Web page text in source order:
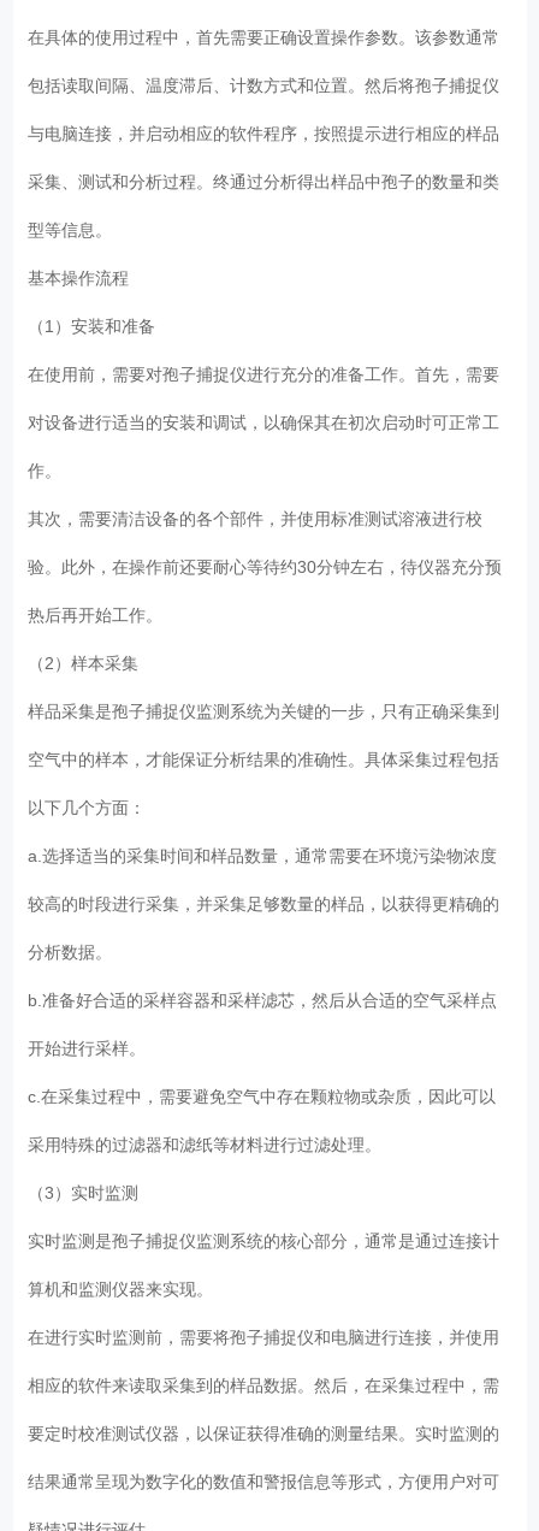
在具体的使用过程中，首先需要正确设置操作参数。该参数通常
包括读取间隔、温度滞后、计数方式和位置。然后将孢子捕捉仪
与电脑连接，并启动相应的软件程序，按照提示进行相应的样品
采集、测试和分析过程。终通过分析得出样品中孢子的数量和类
型等信息。
基本操作流程
（1）安装和准备
在使用前，需要对孢子捕捉仪进行充分的准备工作。首先，需要
对设备进行适当的安装和调试，以确保其在初次启动时可正常工
作。
其次，需要清洁设备的各个部件，并使用标准测试溶液进行校
验。此外，在操作前还要耐心等待约30分钟左右，待仪器充分预
热后再开始工作。
（2）样本采集
样品采集是孢子捕捉仪监测系统为关键的一步，只有正确采集到
空气中的样本，才能保证分析结果的准确性。具体采集过程包括
以下几个方面：
a.选择适当的采集时间和样品数量，通常需要在环境污染物浓度
较高的时段进行采集，并采集足够数量的样品，以获得更精确的
分析数据。
b.准备好合适的采样容器和采样滤芯，然后从合适的空气采样点
开始进行采样。
c.在采集过程中，需要避免空气中存在颗粒物或杂质，因此可以
采用特殊的过滤器和滤纸等材料进行过滤处理。
（3）实时监测
实时监测是孢子捕捉仪监测系统的核心部分，通常是通过连接计
算机和监测仪器来实现。
在进行实时监测前，需要将孢子捕捉仪和电脑进行连接，并使用
相应的软件来读取采集到的样品数据。然后，在采集过程中，需
要定时校准测试仪器，以保证获得准确的测量结果。实时监测的
结果通常呈现为数字化的数值和警报信息等形式，方便用户对可